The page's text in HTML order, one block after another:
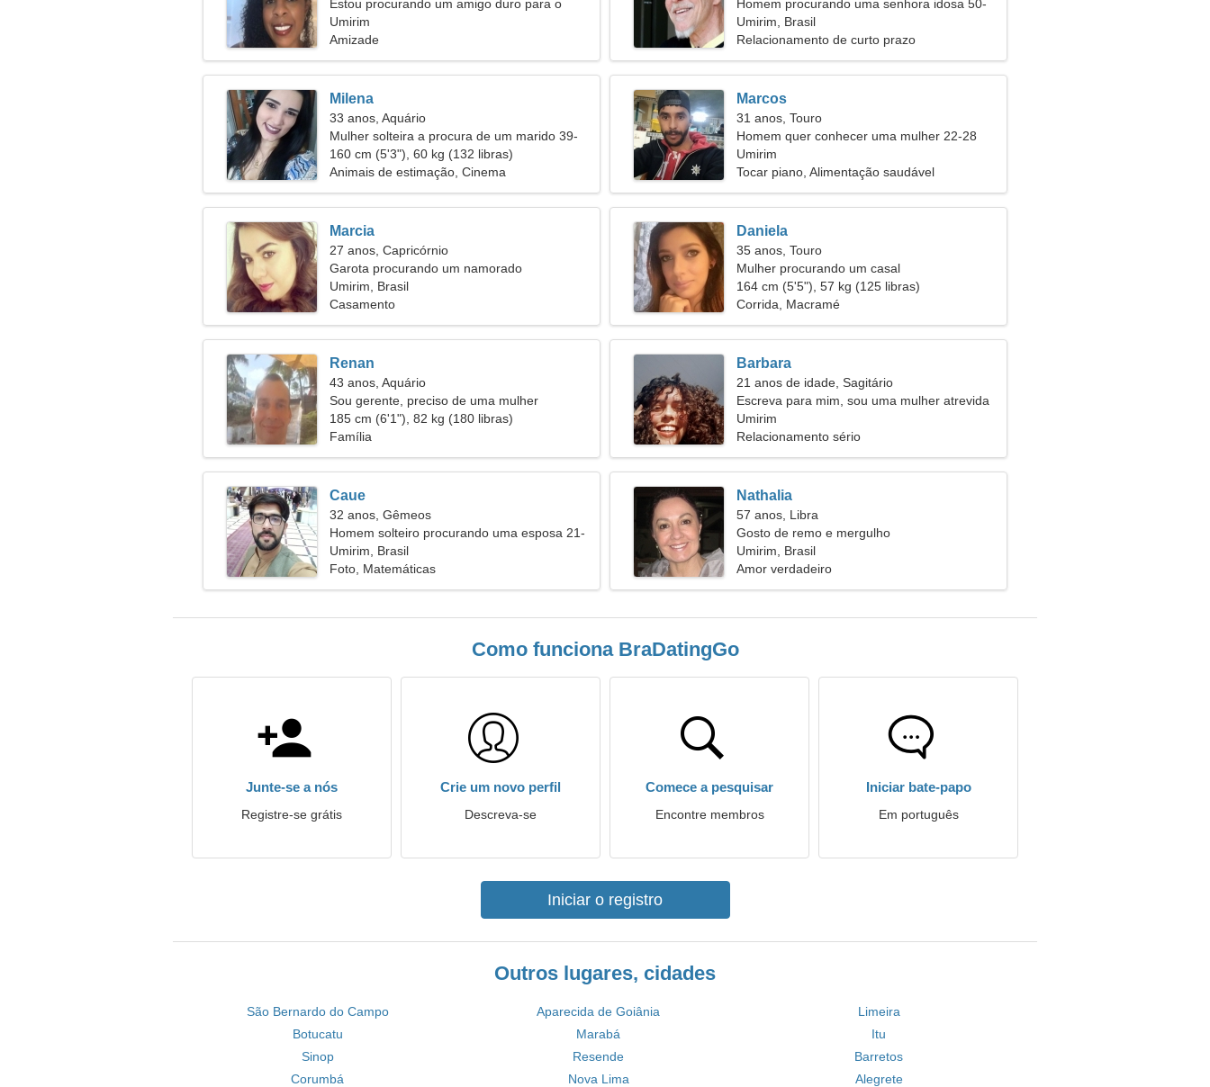
Estou procurando um amigo duro para o
preparo físico
Umirim
Amizade
Homem procurando uma senhora idosa 50-
55
Umirim, Brasil
Relacionamento de curto prazo
Milena
33 anos, Aquário
Mulher solteira a procura de um marido 39-
42
160 cm (5'3"), 60 kg (132 libras)
Animais de estimação, Cinema
Marcos
31 anos, Touro
Homem quer conhecer uma mulher 22-28
Umirim
Tocar piano, Alimentação saudável
Marcia
27 anos, Capricórnio
Garota procurando um namorado
Umirim, Brasil
Casamento
Daniela
35 anos, Touro
Mulher procurando um casal
164 cm (5'5"), 57 kg (125 libras)
Corrida, Macramé
Renan
43 anos, Aquário
Sou gerente, preciso de uma mulher
sedutora
185 cm (6'1"), 82 kg (180 libras)
Família
Barbara
21 anos de idade, Sagitário
Escreva para mim, sou uma mulher atrevida
Umirim
Relacionamento sério
Caue
32 anos, Gêmeos
Homem solteiro procurando uma esposa 21-
28
Umirim, Brasil
Foto, Matemáticas
Nathalia
57 anos, Libra
Gosto de remo e mergulho
Umirim, Brasil
Amor verdadeiro
Como funciona BraDatingGo
Junte-se a nós
Registre-se grátis
Crie um novo perfil
Descreva-se
Comece a pesquisar
Encontre membros
Iniciar bate-papo
Em português
Iniciar o registro
Outros lugares, cidades
São Bernardo do Campo Aparecida de Goiânia
Limeira
Botucatu
Marabá
Itu
Sinop
Resende
Barretos
Corumbá
Nova Lima Alegrete